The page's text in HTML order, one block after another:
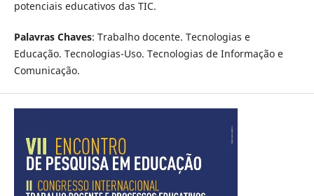
potenciais educativos das TIC.
Palavras Chaves: Trabalho docente. Tecnologias e
Educação. Tecnologias-Uso. Tecnologias de Informação e
Comunicação.